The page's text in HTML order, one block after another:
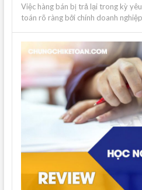
Việc hàng bán bị trả lại trong kỳ
toán rõ ràng bởi chính doanh